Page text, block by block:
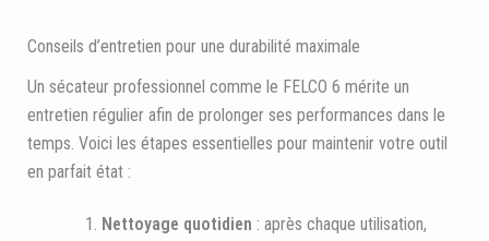
Conseils d’entretien pour une durabilité maximale
Un sécateur professionnel comme le FELCO 6 mérite un
entretien régulier afin de prolonger ses performances dans le
temps. Voici les étapes essentielles pour maintenir votre outil
en parfait état :
Nettoyage quotidien : après chaque utilisation,